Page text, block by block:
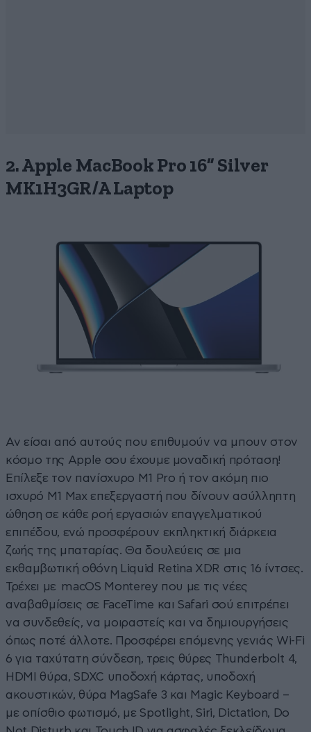
2. Apple MacΒook Pro 16” Silver
MK1H3GR/A Laptop
Αν είσαι από αυτούς που επιθυμούν να μπουν στον
κόσμο της Apple σου έχουμε μοναδική πρόταση!
Επίλεξε τον πανίσχυρο M1 Pro ή τον ακόμη πιο
ισχυρό M1 Max επεξεργαστή που δίνουν ασύλληπτη
ώθηση σε κάθε ροή εργασιών επαγγελματικού
επιπέδου, ενώ προσφέρουν εκπληκτική διάρκεια
ζωής της μπαταρίας. Θα δουλεύεις σε μια
εκθαμβωτική οθόνη Liquid Retina XDR στις 16 ίντσες.
Τρέχει με macOS Monterey που με τις νέες
αναβαθμίσεις σε FaceTime και Safari σού επιτρέπει
να συνδεθείς, να μοιραστείς και να δημιουργήσεις
όπως ποτέ άλλοτε. Προσφέρει επόμενης γενιάς Wi-Fi
6 για ταχύτατη σύνδεση, τρεις θύρες Thunderbolt 4,
HDMI θύρα, SDXC υποδοχή κάρτας, υποδοχή
ακουστικών, θύρα MagSafe 3 και Magic Keyboard –
με οπίσθιο φωτισμό, με Spotlight, Siri, Dictation, Do